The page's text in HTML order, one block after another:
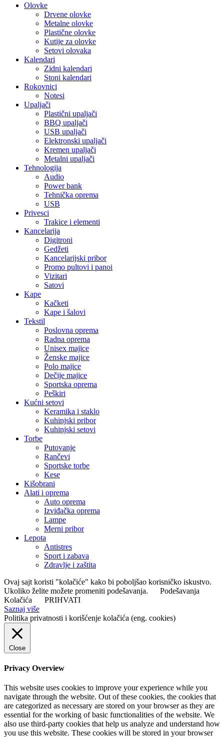
Olovke
Drvene olovke
Metalne olovke
Plastične olovke
Kutije za olovke
Setovi olovaka
Kalendari
Zidni kalendari
Stoni kalendari
Rokovnici
Notesi
Upaljači
Plastični upaljači
BBQ upaljači
USB upaljači
Elektronski upaljači
Kremen upaljači
Metalni upaljači
Tehnologija
Audio
Power bank
Tehnička oprema
USB
Privesci
Trakice i elementi
Kancelarija
Digitroni
Gedžeti
Kancelarijski pribor
Promo pultovi i panoi
Vizitari
Satovi
Kape
Kačketi
Kape i šalovi
Tekstil
Poslovna oprema
Radna oprema
Unisex majice
Ženske majice
Polo majice
Dečije majice
Sportska oprema
Peškiri
Kućni setovi
Keramika i staklo
Kuhinjski pribor
Kuhinjski setovi
Torbe
Putovanje
Rančevi
Sportske torbe
Kese
Kišobrani
Alati i oprema
Auto oprema
Izviđačka oprema
Lampe
Merni pribor
Lepota
Antistres
Sport i zabava
Zdravlje i zaštita
Ovaj sajt koristi "kolačiće" kako bi poboljšao korisničko iskustvo.
Ukoliko želite možete promeniti podešavanja.
Podešavanja
Kolačića
PRIHVATI
Saznaj više
Politika privatnosti i korišćenje kolačića (eng. cookies)
Close
Privacy Overview
This website uses cookies to improve your experience while you
navigate through the website. Out of these cookies, the cookies that
are categorized as necessary are stored on your browser as they are
essential for the working of basic functionalities of the website. We
also use third-party cookies that help us analyze and understand how
you use this website. These cookies will be stored in your browser